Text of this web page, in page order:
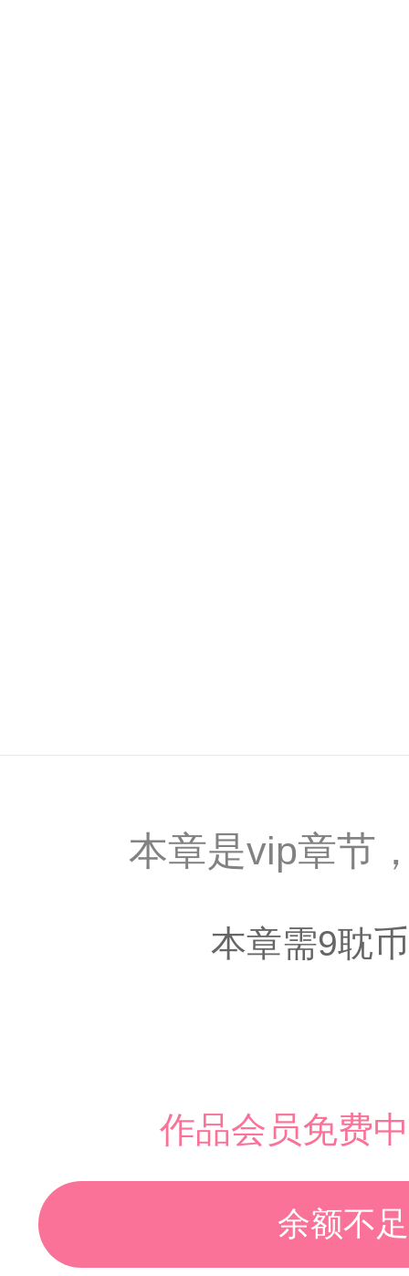
本章是vip章节
本章需9耽
作品会员免费中
余额不